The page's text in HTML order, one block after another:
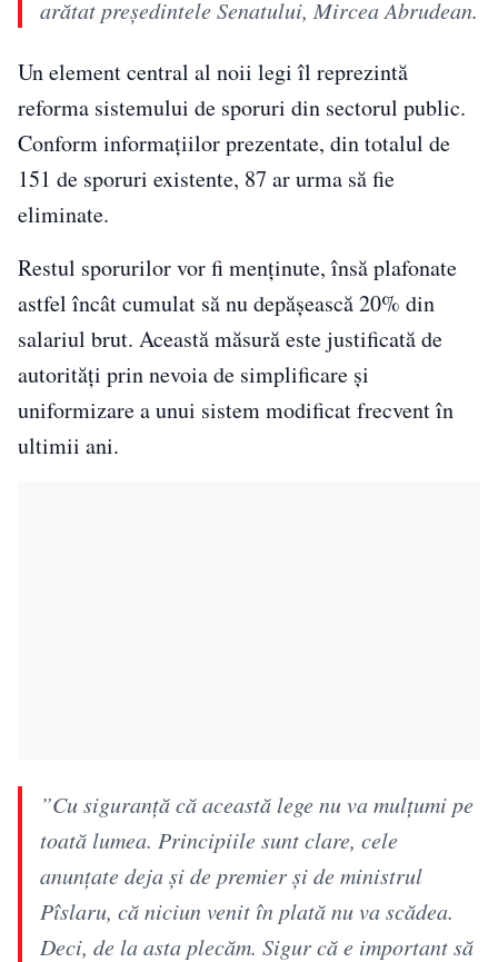
arătat preşedintele Senatului, Mircea Abrudean.
Un element central al noii legi îl reprezintă
reforma sistemului de sporuri din sectorul public.
Conform informațiilor prezentate, din totalul de
151 de sporuri existente, 87 ar urma să fie
eliminate.
Restul sporurilor vor fi menținute, însă plafonate
astfel încât cumulat să nu depășească 20% din
salariul brut. Această măsură este justificată de
autorități prin nevoia de simplificare și
uniformizare a unui sistem modificat frecvent în
ultimii ani.
”Cu siguranţă că această lege nu va mulţumi pe
toată lumea. Principiile sunt clare, cele
anunţate deja şi de premier şi de ministrul
Pîslaru, că niciun venit în plată nu va scădea.
Deci, de la asta plecăm. Sigur că e important să